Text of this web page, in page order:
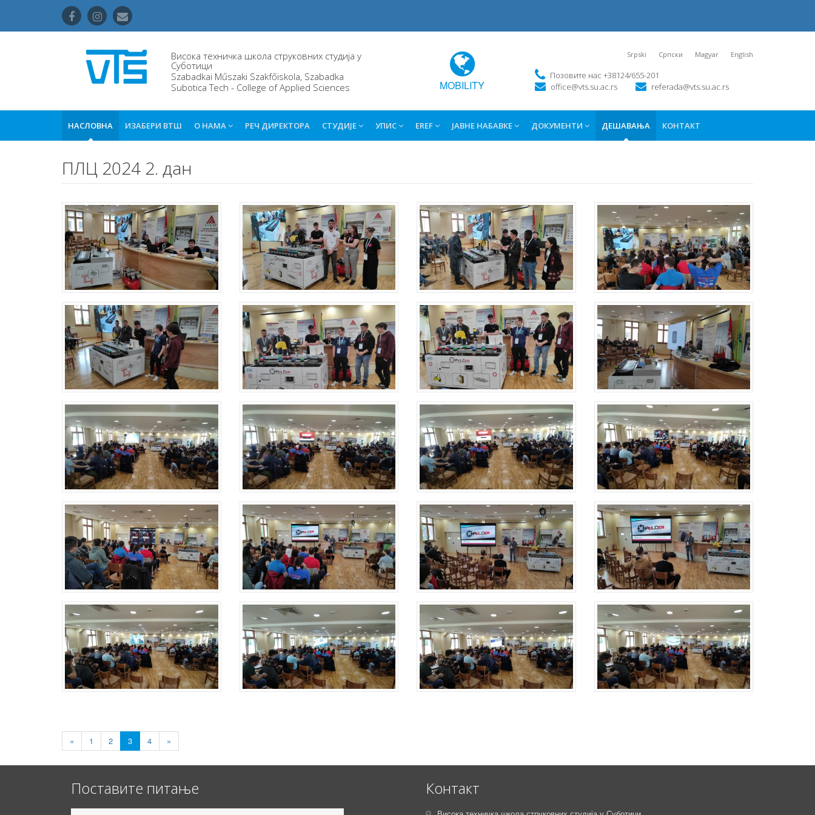
Висока техничка школа струковних студија у
Суботици
Szabadkai Műszaki Szakfőiskola, Szabadka
Subotica Tech - College of Applied Sciences
MOBILITY
Srpski Српски Magyar English
Позовите нас +38124/655-201
office@vts.su.ac.rs
referada@vts.su.ac.rs
НАСЛОВНА ИЗАБЕРИ ВТШ О НАМА РЕЧ ДИРЕКТОРА СТУДИЈЕ УПИС EREF ЈАВНЕ НАБАВКЕ ДОКУМЕНТИ ДЕШАВАЊА КОНТАКТ
ПЛЦ 2024 2. дан
« 1 2 3 4 »
Поставите питање Контакт